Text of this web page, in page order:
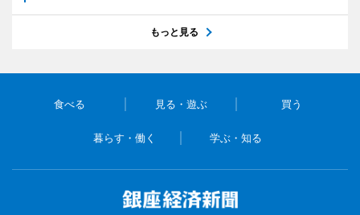
もっと見る
食べる 見る・遊ぶ 買う
暮らす・働く 学ぶ・知る